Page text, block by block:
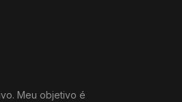
Meu objetivo é